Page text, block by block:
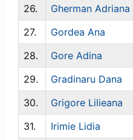
26.
Gherman Adriana
27.
Gordea Ana
28.
Gore Adina
29.
Gradinaru Dana
30.
Grigore Lilieana
31.
Irimie Lidia